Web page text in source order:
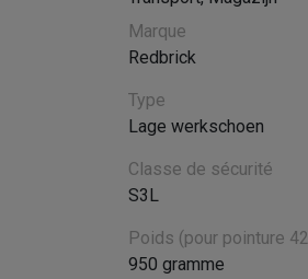
Marque
Redbrick
Type
Lage werkschoen
Classe de sécurité
S3L
Poids (pour pointure
950 gramme